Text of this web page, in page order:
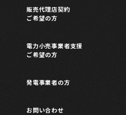
販売代理店契約
ご希望の方
電力小売事業者支援
ご希望の方
発電事業者の方
お問い合わせ